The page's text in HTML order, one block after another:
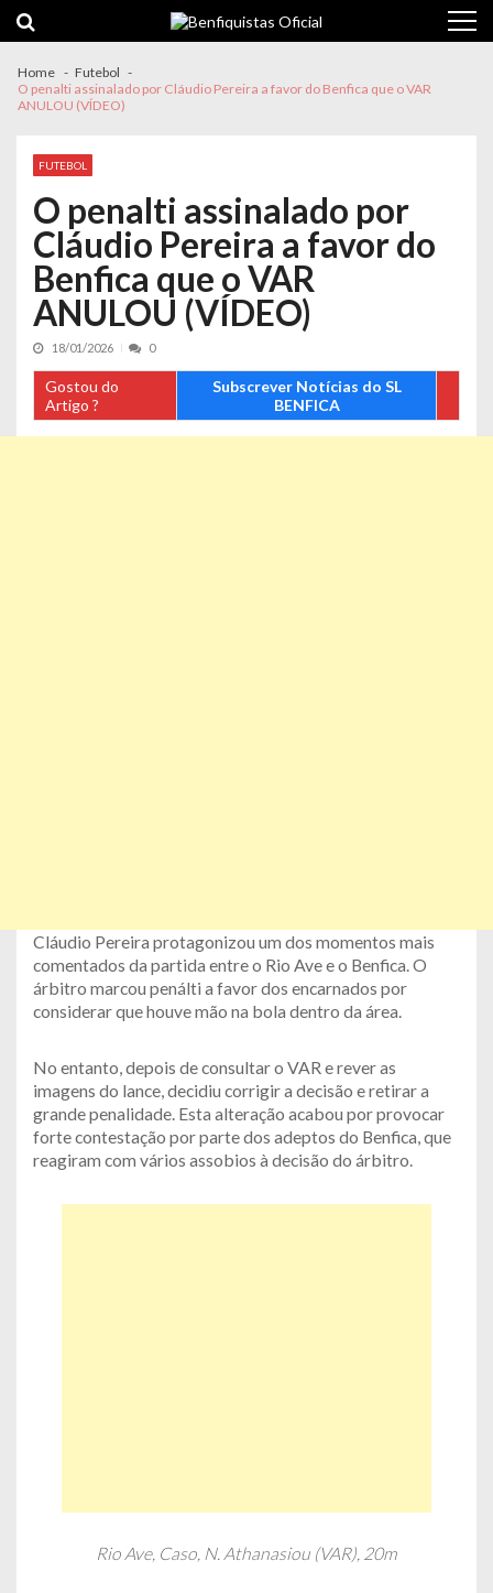
navigation
content
Home
Futebol
O penalti assinalado por Cláudio Pereira a favor do Benfica que o VAR
ANULOU (VÍDEO)
FUTEBOL
O penalti assinalado por
Cláudio Pereira a favor do
Benfica que o VAR
ANULOU (VÍDEO)
18/01/2026 0
Gostou do
Artigo ?
Subscrever Notícias do SL
BENFICA
Cláudio Pereira protagonizou um dos momentos mais
comentados da partida entre o Rio Ave e o Benfica. O
árbitro marcou penálti a favor dos encarnados por
considerar que houve mão na bola dentro da área.
No entanto, depois de consultar o VAR e rever as
imagens do lance, decidiu corrigir a decisão e retirar a
grande penalidade. Esta alteração acabou por provocar
forte contestação por parte dos adeptos do Benfica, que
reagiram com vários assobios à decisão do árbitro.
Rio Ave, Caso, N. Athanasiou (VAR), 20m